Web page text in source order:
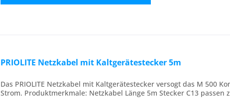
PRIOLITE Netzkabel mit Kaltgerätestecker 5m
Das PRIOLITE Netzkabel mit Kaltgerätestecker versogt das M 500
Strom. Produktmerkmale: Netzkabel Länge 5m Stecker C13 passen